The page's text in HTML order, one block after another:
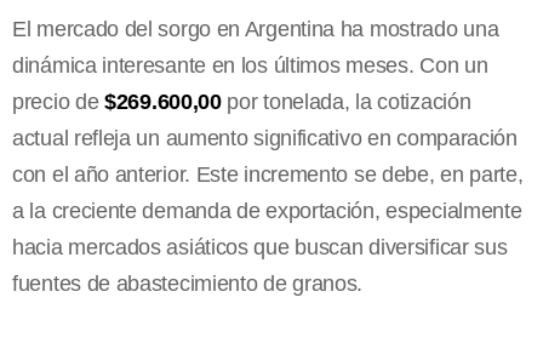
El mercado del sorgo en Argentina ha mostrado una
dinámica interesante en los últimos meses. Con un
precio de $269.600,00por tonelada, la cotización
actual refleja un aumento significativo en comparación
con el año anterior. Este incremento se debe, en parte,
a la creciente demanda de exportación, especialmente
hacia mercados asiáticos que buscan diversificar sus
fuentes de abastecimiento de granos.